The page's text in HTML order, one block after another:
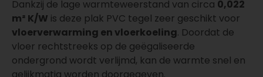
Dankzij de lage warmteweerstand van circa 0,022
m² K/W is deze plak PVC tegel zeer geschikt voor
vloerverwarming en vloerkoeling. Doordat de
vloer rechtstreeks op de geëgaliseerde
ondergrond wordt verlijmd, kan de warmte snel en
gelijkmatig worden doorgegeven.